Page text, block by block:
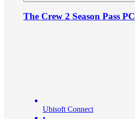
The Crew 2 Season Pass PC
Ubisoft Connect